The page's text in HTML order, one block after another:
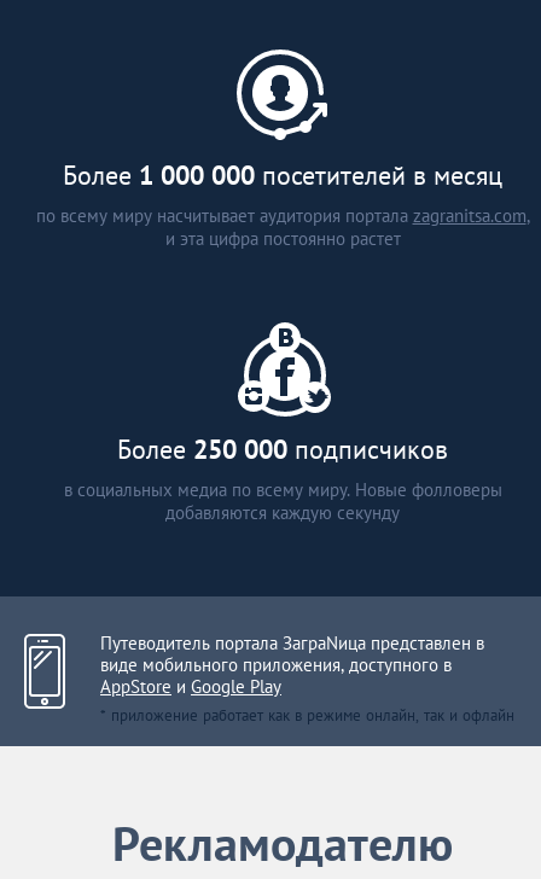
аналитические статьи
интервью с экспертами
Более 1 000 000 посетителей в месяц
по всему миру насчитывает аудитория портала zagranitsa.com,
и эта цифра постоянно растет
Более 250 000 подписчиков
в социальных медиа по всему миру. Новые фолловеры
добавляются каждую секунду
Путеводитель портала ЗаграNица представлен в
виде мобильного приложения, доступного в
AppStore и Google Play
* приложение работает как в режиме онлайн, так и офлайн
Рекламодателю